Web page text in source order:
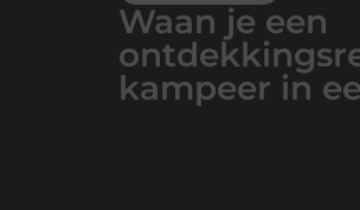
Waan je een
kampeer in